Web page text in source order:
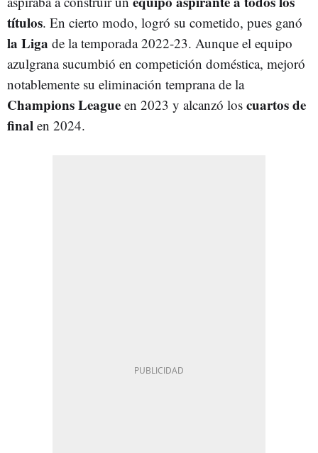
títulos. En cierto modo, logró su cometido, pues ganó
la Liga de la temporada 2022-23. Aunque el equipo
azulgrana sucumbió en competición doméstica, mejoró
notablemente su eliminación temprana de la
Champions League en 2023 y alcanzó los cuartos de
final en 2024.